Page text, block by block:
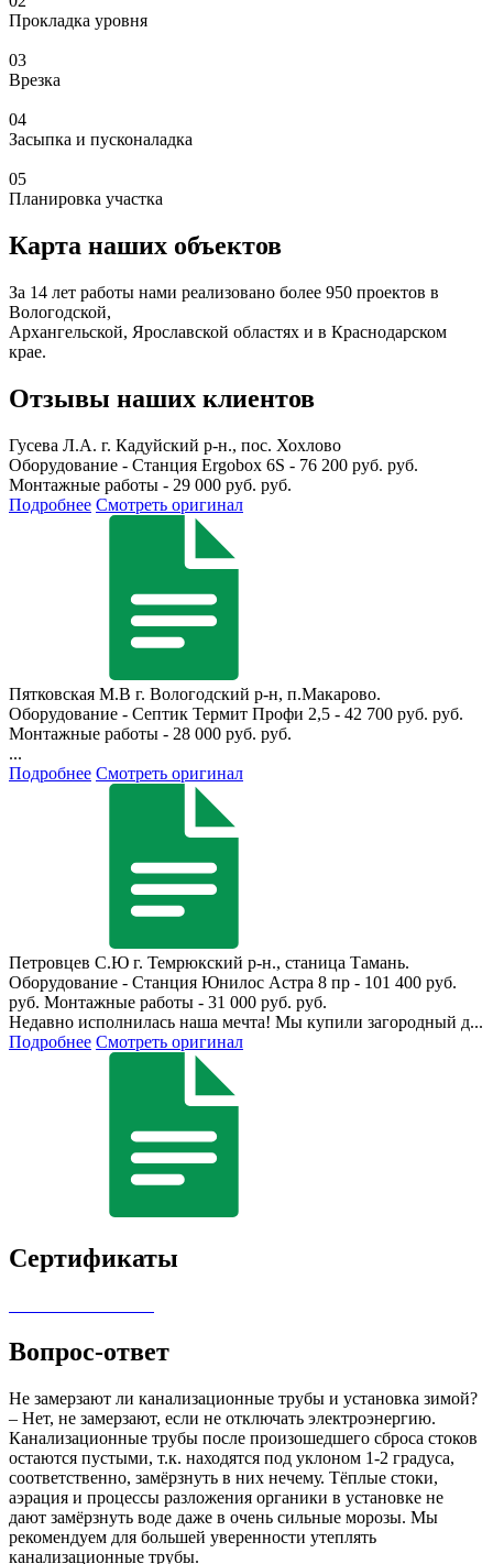
Прокладка уровня
03
Врезка
04
Засыпка и пусконаладка
05
Планировка участка
Карта наших объектов
За 14 лет работы нами реализовано более 950 проектов в
Вологодской,
Архангельской, Ярославской областях и в Краснодарском
крае.
Отзывы наших клиентов
Гусева Л.А. г. Кадуйский р-н., пос. Хохлово
Оборудование - Станция Ergobox 6S - 76 200 руб. руб.
Монтажные работы - 29 000 руб. руб.
Подробнее Смотреть оригинал
Пятковская М.В г. Вологодский р-н, п.Макарово.
Оборудование - Септик Термит Профи 2,5 - 42 700 руб. руб.
Монтажные работы - 28 000 руб. руб.
...
Подробнее Смотреть оригинал
Петровцев С.Ю г. Темрюкский р-н., станица Тамань.
Оборудование - Станция Юнилос Астра 8 пр - 101 400 руб.
руб. Монтажные работы - 31 000 руб. руб.
Недавно исполнилась наша мечта! Мы купили загородный д...
Подробнее Смотреть оригинал
Сертификаты
Вопрос-ответ
Не замерзают ли канализационные трубы и установка зимой?
– Нет, не замерзают, если не отключать электроэнергию.
Канализационные трубы после произошедшего сброса стоков
остаются пустыми, т.к. находятся под уклоном 1-2 градуса,
соответственно, замёрзнуть в них нечему. Тёплые стоки,
аэрация и процессы разложения органики в установке не
дают замёрзнуть воде даже в очень сильные морозы. Мы
рекомендуем для большей уверенности утеплять
канализационные трубы.